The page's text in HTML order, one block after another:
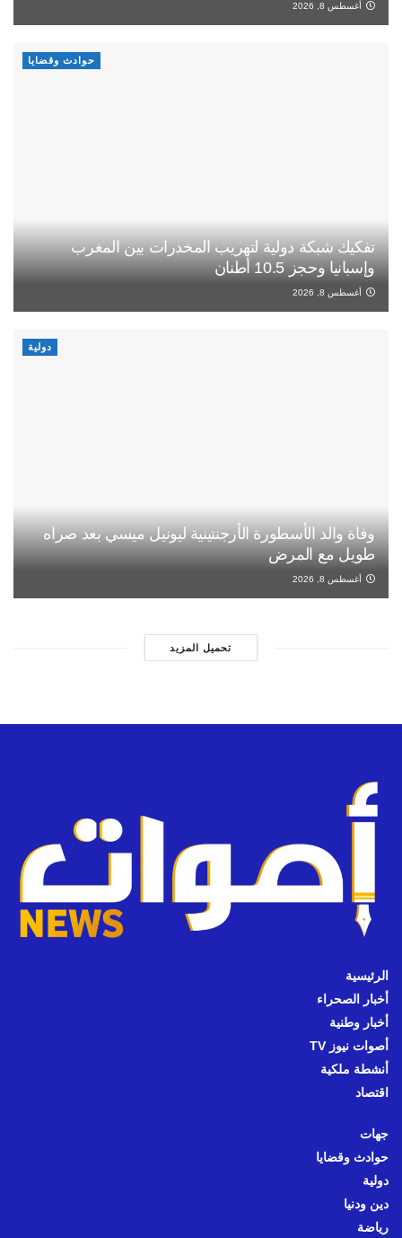
أغسطس 8, 2026
حوادث وقضايا
تفكيك شبكة دولية لتهريب المخدرات بين المغرب
وإسبانيا وحجز 10.5 أطنان
أغسطس 8, 2026
دولية
وفاة والد الأسطورة الأرجنتينية ليونيل ميسي بعد صراه
طويل مع المرض
أغسطس 8, 2026
تحميل المزيد
الرئيسية
أخبار الصحراء
أخبار وطنية
أصوات نيوز TV
أنشطة ملكية
اقتصاد
جهات
حوادث وقضايا
دولية
دين ودنيا
رياضة